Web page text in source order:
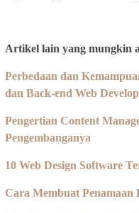
Artikel lain yang mungkin
Perbedaan dan
dan Back-end Web
Pengertian Content
Pengembanganya
10 Web Design Software
Cara Membuat Penamaan